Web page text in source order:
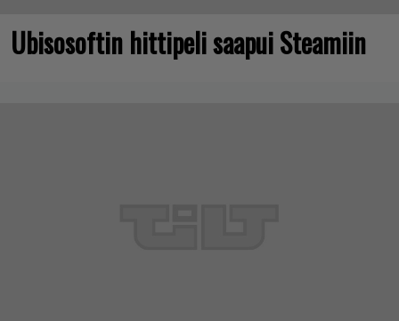
Ubisosoftin hittipeli saapui Steamiin